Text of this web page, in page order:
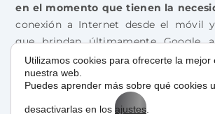
en el momento que tienen la
conexión a Internet desde el móvil
que brindan últimamente Google
locales, asegurarte de que tu
posicionada en Maps puede ser la
conversiones te aporte.
Utilizamos cookies para ofrecerte la mejor
nuestra web.
Puedes aprender más sobre qué cookies
desactivarlas en los ajustes